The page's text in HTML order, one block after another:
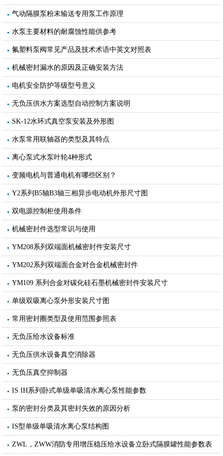
气动隔膜泵粉末输送专用泵工作原理
水泵主要材料的耐腐蚀性能供参考
氟塑料泵阀常见产品及技术术语中英文对照表
机械密封漏水的原因及正确安装方法
电机安全防护等级型号意义
无负压供水方案选型自动控制方案说明
SK-12水环式真空泵安装及外形图
水泵常用联轴器的类型及其特点
离心泵式水泵叶轮4种形式
变频电机与普通电机有哪些区别？
Y2系列B5轴B3轴三相异步电动机外形尺寸图
双电源控制柜使用条件
机械密封件选型常识与使用
YM208系列双端面机械密封件安装尺寸
YM202系列双端面合金对合金机械密封件
YM109 系列合金对碳化硅石墨机械密封件安装尺寸
单级双吸离心泵外形安装尺寸图
常用密封圈类型及使用范围参照表
无负压给水设备标准
无负压供水设备真空消除器
无负压真空抑制器
IS IH系列卧式单级单吸清水离心泵性能参数
泵的密封分类及其密封失效的原因分析
IS型单级单吸清水离心泵结构图
ZWL，ZWW消防专用增压稳压给水设备立卧式隔膜罐性能参数表